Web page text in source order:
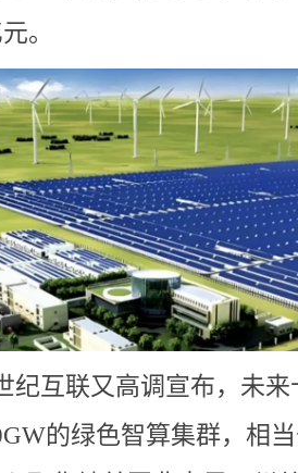
。
纪互联又高调宣布，未来
的绿色智算集群，相